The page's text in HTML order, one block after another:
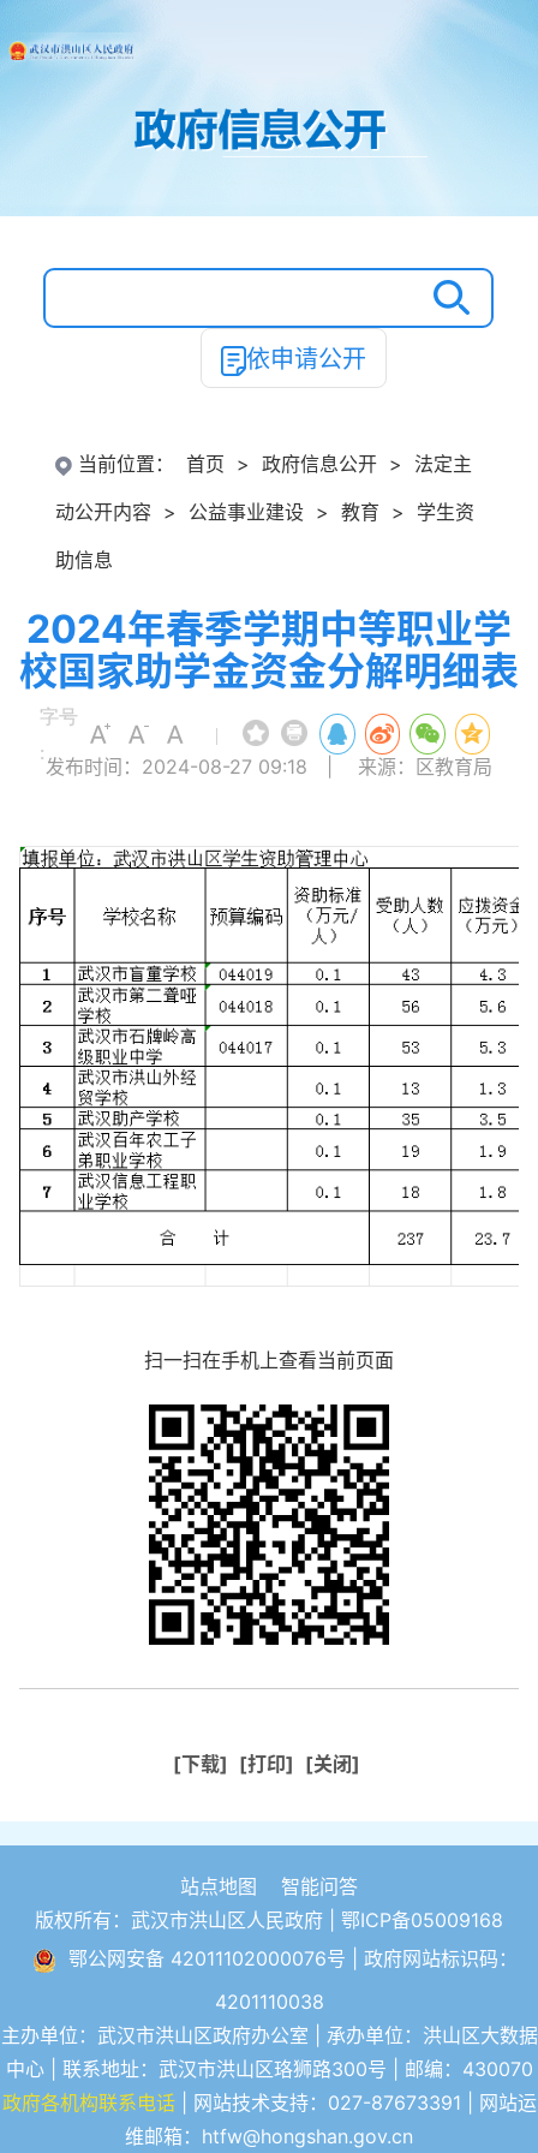
依申请公开
当前位置： 首页 > 政府信息公开 >
法定主
动公开内容 > 公益事业建设 > 教育 >
学生资
助信息
2024年春季学期中等职业学
校国家助学金资金分解明细表
字号
:
|
发布时间：2024-08-27 09:18 来源：区教育局
扫一扫在手机上查看当前页面
[下载] [打印] [关闭]
站点地图
智能问答
版权所有：武汉市洪山区人民政府 | 鄂ICP备05009168
鄂公网安备 42011102000076号 | 政府网站标识码：
4201110038
主办单位：武汉市洪山区政府办公室 | 承办单位：洪山区大数据
中心 | 联系地址：武汉市洪山区珞狮路300号 | 邮编：430070
政府各机构联系电话| 网站技术支持：027-87673391 | 网站运
维邮箱：htfw@hongshan.gov.cn